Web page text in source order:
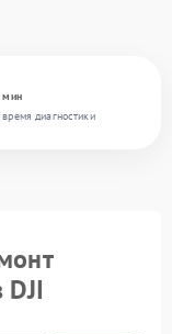
мин
диагностики